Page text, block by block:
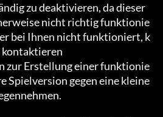
zu deaktivieren, da dieser
nicht richtig funktionie
bei Ihnen nicht funktioniert, k
kontaktieren
zur Erstellung einer funktionie
Spielversion gegen eine kleine